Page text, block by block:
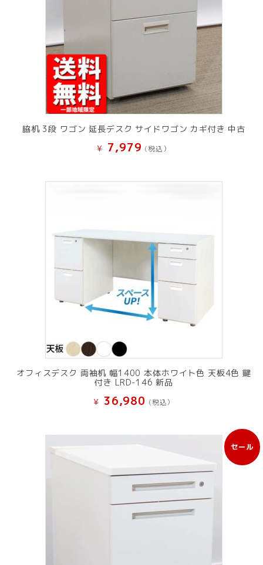
脇机 3段 ワゴン 延長デスク サイドワゴン カギ付き 中古
¥ 7,979 (税込）
オフィスデスク 両袖机 幅1400 本体ホワイト色 天板4色 鍵
付き LRD-146 新品
¥ 36,980 (税込）
セール
販
売